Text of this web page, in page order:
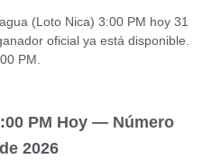
(Loto Nica) 3:00 PM hoy 31
oficial ya está disponible.
PM.
PM Hoy — Número
2026